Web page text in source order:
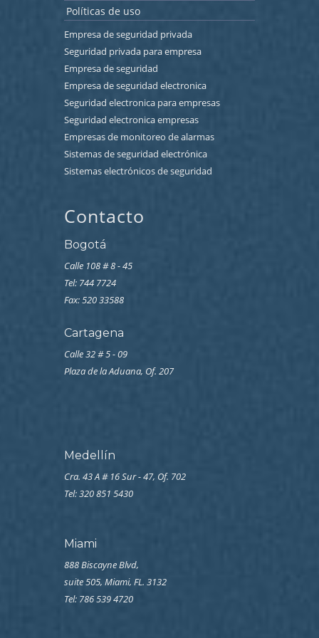
Políticas de uso
Empresa de seguridad privada
Seguridad privada para empresa
Empresa de seguridad
Empresa de seguridad electronica
Seguridad electronica para empresas
Seguridad electronica empresas
Empresas de monitoreo de alarmas
Sistemas de seguridad electrónica
Sistemas electrónicos de seguridad
Contacto
Bogotá
Calle 108 # 8 - 45
Tel: 744 7724
Fax: 520 33588
Cartagena
Calle 32 # 5 - 09
Plaza de la Aduana, Of. 207
Medellín
Cra. 43 A # 16 Sur - 47, Of. 702
Tel: 320 851 5430
Miami
888 Biscayne Blvd,
suite 505, Miami, FL. 3132
Tel: 786 539 4720